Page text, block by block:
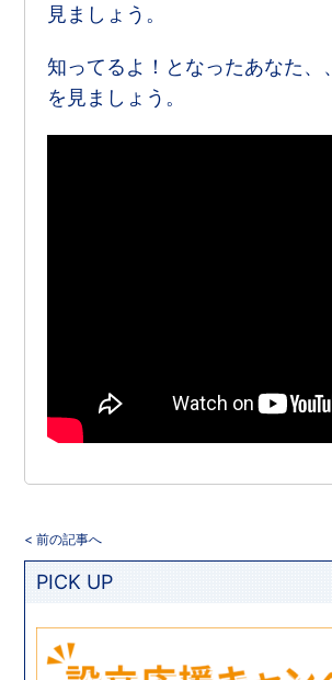
見ましょう。
知ってるよ！となったあなた、
を見ましょう。
< 前の記事へ
PICK UP